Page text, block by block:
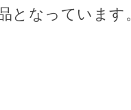
となっています